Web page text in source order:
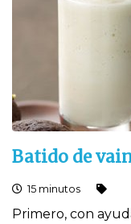
Batido de
15 minutos
Primero, con